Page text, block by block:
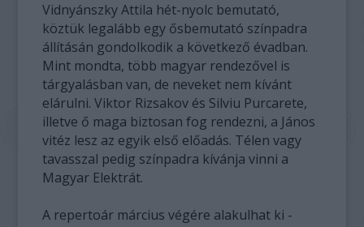
Vidnyánszky Attila hét-nyolc bemutató,
köztük legalább egy ősbemutató színpadra
állításán gondolkodik a következő évadban.
Mint mondta, több magyar rendezővel is
tárgyalásban van, de neveket nem kívánt
elárulni. Viktor Rizsakov és Silviu Purcarete,
illetve ő maga biztosan fog rendezni, a János
vitéz lesz az egyik első előadás. Télen vagy
tavasszal pedig színpadra kívánja vinni a
Magyar Elektrát.
A repertoár március végére alakulhat ki -